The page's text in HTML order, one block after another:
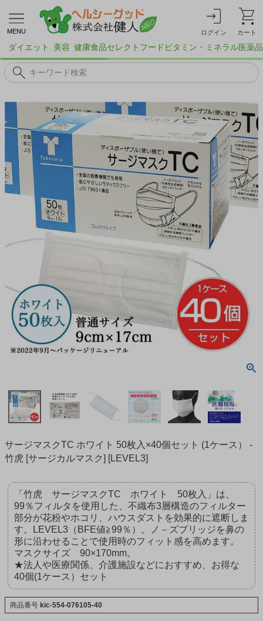
MENU ログイン カート
ダイエット 美容 健康食品セレクトフード ビタミン・ミネラル医薬品
サージマスクTC ホワイト 50枚入×40個セット (1ケース） -
竹虎 [サージカルマスク] [LEVEL3]
「竹虎 サージマスクTC ホワイト 50枚入」は、
99％フィルタを使用した、不織布3層構造のフィルター
部分が花粉やホコリ、ハウスダストを効果的に遮断しま
す。LEVEL3（BFE値≧99％）。ノ－ズブリッジを鼻の
形に沿わせることで使用時のフィット感を高めます。
マスクサイズ 90×170mm。
★法人や医療関係、介護施設などにおすすめ、お得な
40個(1ケース）セット
商品番号 kic-554-076105-40